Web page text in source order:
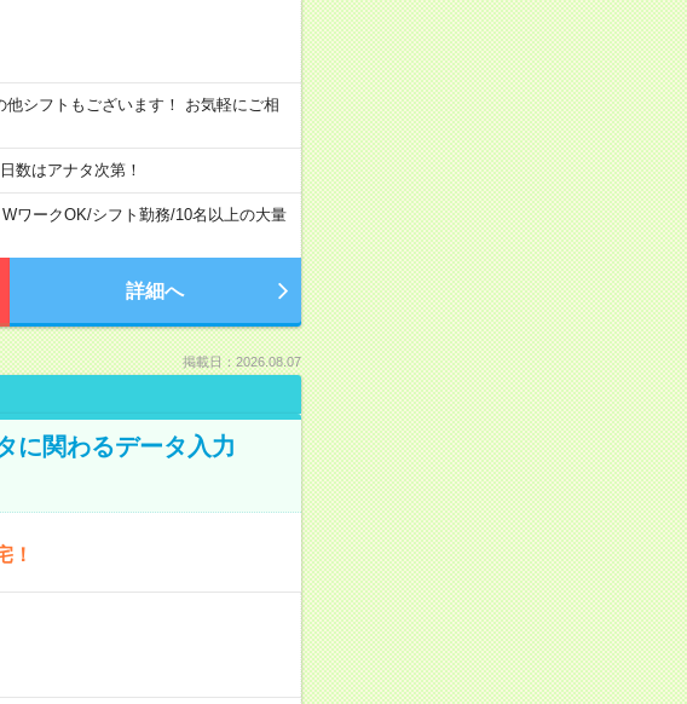
シフトもございます！ お気軽にご相
はアナタ次第！
ワークOK/シフト勤務/10名以上の大量
詳細へ
掲載日：2026.08.07
に関わるデータ入力
！